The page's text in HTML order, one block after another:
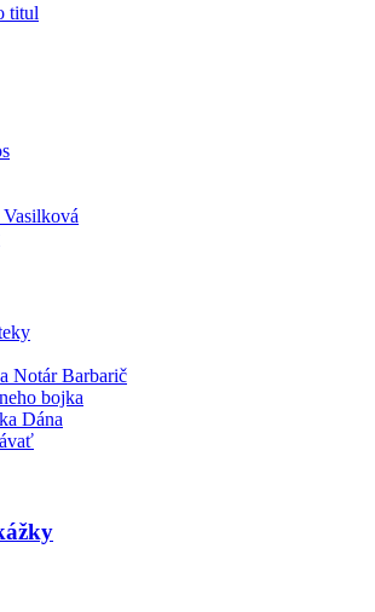
titul
Notár Barbarič
bojka
Dána